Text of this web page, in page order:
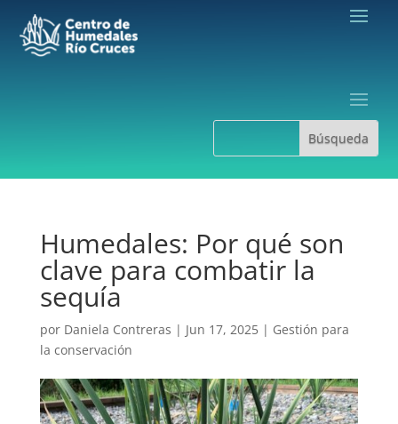
Humedales: Por qué son
clave para combatir la
sequía
por Daniela Contreras | Jun 17, 2025| Gestión para
la conservación